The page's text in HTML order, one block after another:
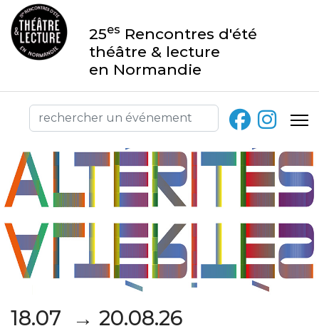
25es Rencontres d'été
théâtre & lecture
en Normandie
18.07 → 20.08.26